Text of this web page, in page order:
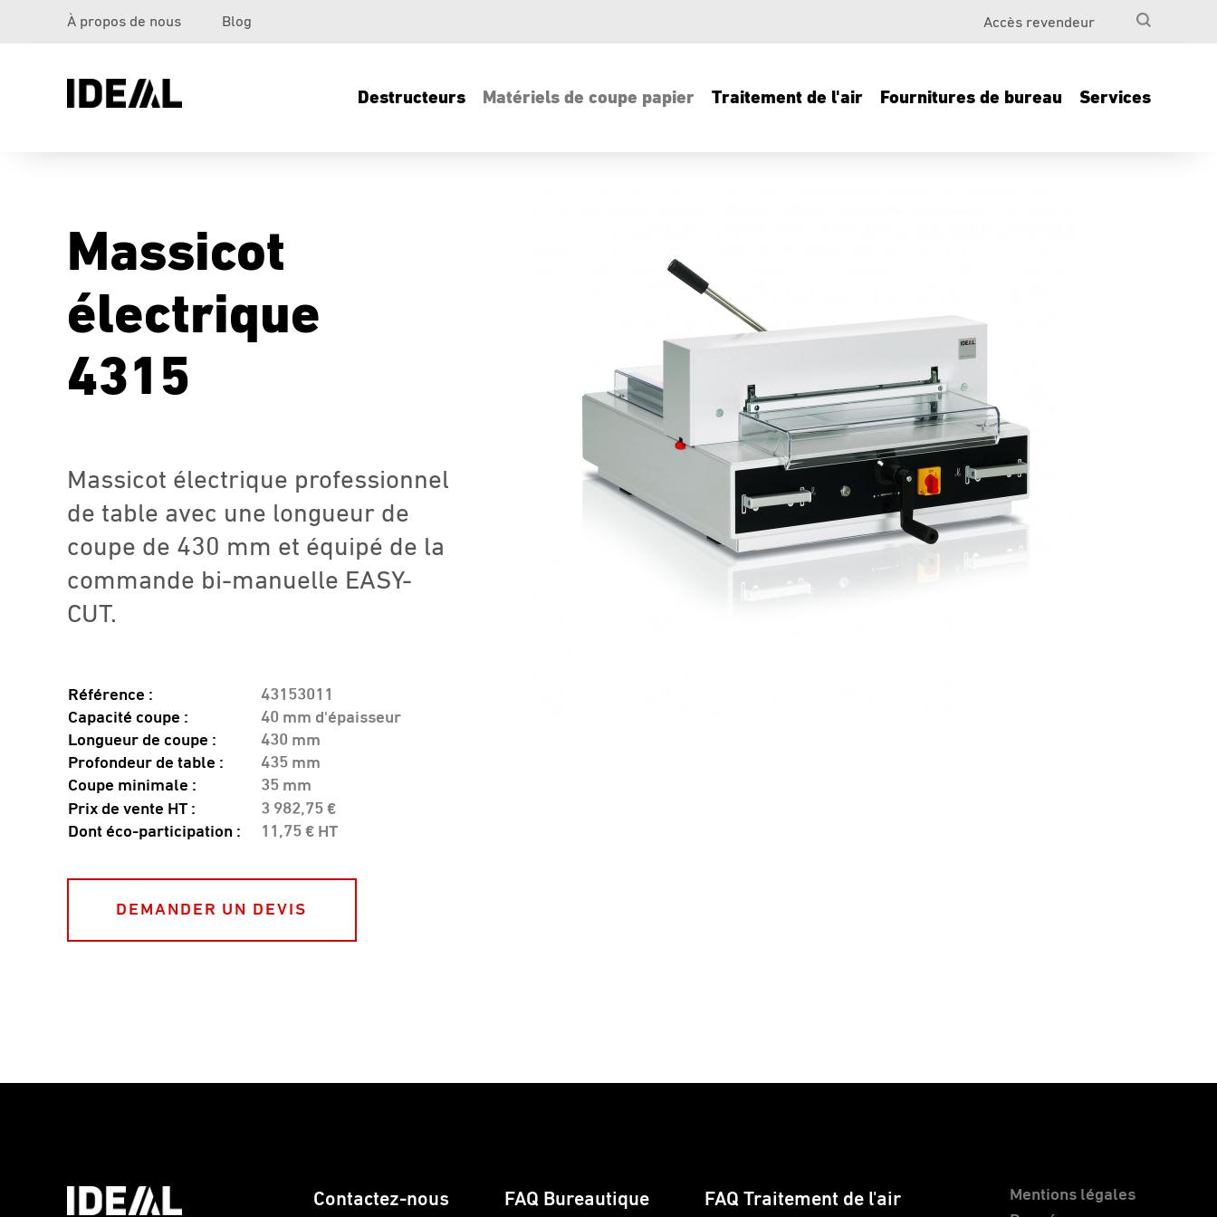
À propos de nous Blog Accès revendeur
Destructeurs Matériels de coupe papier Traitement de l'air Fournitures de bureau Services
Massicot
électrique
4315
Massicot électrique professionnel
de table avec une longueur de
coupe de 430 mm et équipé de la
commande bi-manuelle EASY-
CUT.
Référence :
43153011
Capacité coupe :
40 mm d'épaisseur
Longueur de coupe :
430 mm
Profondeur de table :
435 mm
Coupe minimale :
35 mm
Prix de vente HT :
3 982,75 €
Dont éco-participation :
11,75 € HT
DEMANDER UN DEVIS
Contactez-nous FAQ Bureautique
FAQ Traitement de l'air
Mentions légales